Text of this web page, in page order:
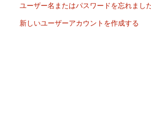
ユーザー名またはパスワードを忘れまし
新しいユーザーアカウントを作成する